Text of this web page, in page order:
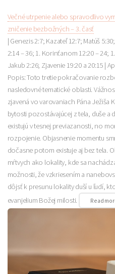
Večné utrpenie alebo spravodlivo
zničenie bezbožných – 3. časť
| Genezis 2:7; Kazateľ 12:7; Matúš
2:14 – 36; 1. Korinťanom 12:20 – 24;
Jakub 2:26; Zjavenie 19:20 a 20:15 |
Popis: Toto tretie pokračovanie
nasledovné tematické oblasti.
zjavená vo varovaniach Pána Ježiša
bytosti pozostávajúcej z tela, duše a
existujú v tesnej previazanosti, no
rozpojenie. Objasnenie momentu
dočasne potom existuje aj bez tela.
mŕtvych ako lokality, kde sa
možnosti, že vzkriesením a
dôjsť k presunu lokality duší u ľudí,
evanjelium Božej milosti.
Read